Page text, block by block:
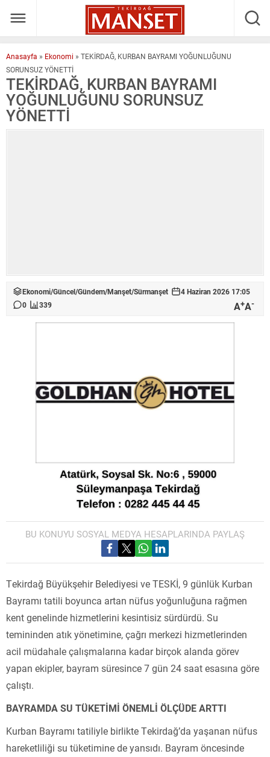
Anasayfa » Ekonomi » TEKİRDAĞ, KURBAN BAYRAMI YOĞUNLUĞUNU
SORUNSUZ YÖNETTİ
TEKİRDAĞ, KURBAN BAYRAMI
YOĞUNLUĞUNU SORUNSUZ
YÖNETTİ
Ekonomi/Güncel/Gündem/Manşet/Sürmanşet
4 Haziran 2026 17:05
0
339 A+A-
BU KONUYU SOSYAL MEDYA HESAPLARINDA PAYLAŞ
Tekirdağ Büyükşehir Belediyesi ve TESKİ, 9 günlük Kurban
Bayramı tatili boyunca artan nüfus yoğunluğuna rağmen
kent genelinde hizmetlerini kesintisiz sürdürdü. Su
temininden atık yönetimine, çağrı merkezi hizmetlerinden
acil müdahale çalışmalarına kadar birçok alanda görev
yapan ekipler, bayram süresince 7 gün 24 saat esasına göre
çalıştı.
BAYRAMDA SU TÜKETİMİ ÖNEMLİ ÖLÇÜDE ARTTI
Kurban Bayramı tatiliyle birlikte Tekirdağ’da yaşanan nüfus
hareketliliği su tüketimine de yansıdı. Bayram öncesinde